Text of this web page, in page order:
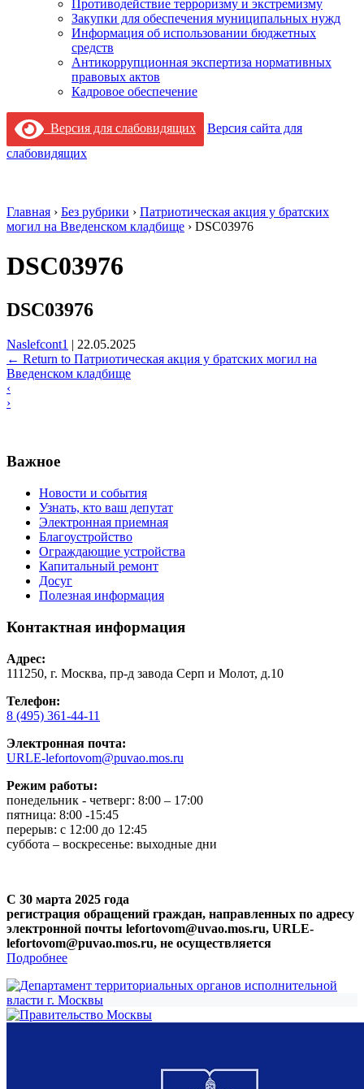
Противодействие терроризму и экстремизму
Закупки для обеспечения муниципальных нужд
Информация об использовании бюджетных
средств
Антикоррупционная экспертиза нормативных
правовых актов
Кадровое обеспечение
Версия для слабовидящих
Версия сайта для
слабовидящих
Главная › Без рубрики › Патриотическая акция у братских
могил на Введенском кладбище › DSC03976
DSC03976
DSC03976
Naslefcont1 | 22.05.2025
← Return to Патриотическая акция у братских могил на
Введенском кладбище
‹
›
Важное
Новости и события
Узнать, кто ваш депутат
Электронная приемная
Благоустройство
Ограждающие устройства
Капитальный ремонт
Досуг
Полезная информация
Контактная информация
Адрес:
111250, г. Москва, пр-д завода Серп и Молот, д.10
Телефон:
8 (495) 361-44-11
Электронная почта:
URLE-lefortovom@puvao.mos.ru
Режим работы:
понедельник - четверг: 8:00 – 17:00
пятница: 8:00 -15:45
перерыв: с 12:00 до 12:45
суббота – воскресенье: выходные дни
С 30 марта 2025 года
регистрация обращений граждан, направленных по адресу
электронной почты lefortovom@uvao.mos.ru, URLE-
lefortovom@puvao.mos.ru, не осуществляется
Подробнее